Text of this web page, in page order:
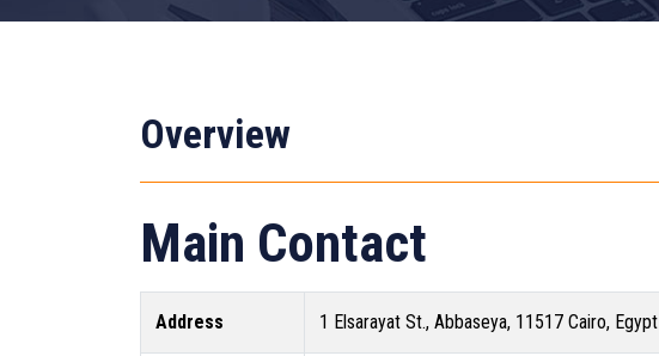
Overview
Main Contact
Address 1 Elsarayat St., Abbaseya, 11517 Cairo, Egypt